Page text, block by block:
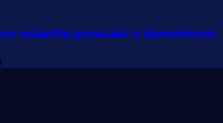
ostanite povezani s domovinom